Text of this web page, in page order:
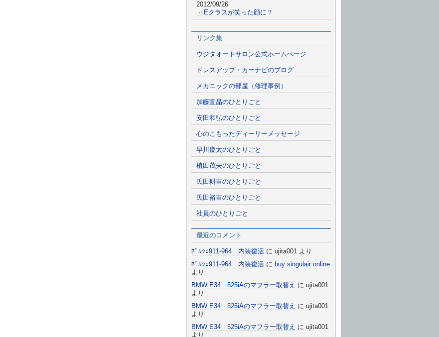
2012/09/26
Eクラスが笑った顔に？
リンク集
ウジタオートサロン公式ホームページ
ドレスアップ・カーナビのブログ
メカニックの部屋（修理事例）
加藤宣晶のひとりごと
安田和弘のひとりごと
心のこもったディーリーメッセージ
早川慶太のひとりごと
植田茂夫のひとりごと
氏田耕吉のひとりごと
氏田裕吉のひとりごと
社員のひとりごと
最近のコメント
ﾎﾟﾙｼｪ911-964 内装復活 に ujita001 より
ﾎﾟﾙｼｪ911-964 内装復活 に buy singulair online
より
BMW E34 525iAのマフラー取替え に ujita001
より
BMW E34 525iAのマフラー取替え に ujita001
より
BMW E34 525iAのマフラー取替え に ujita001
より